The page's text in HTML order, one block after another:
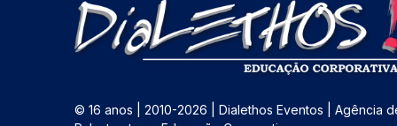
© 16 anos | 2010-2026 | Dialethos Eventos | Agência